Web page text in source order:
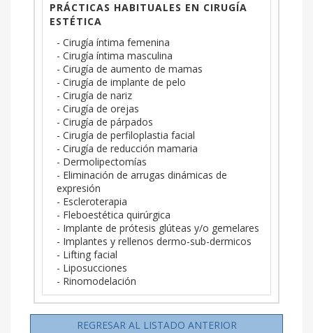
PRÁCTICAS HABITUALES EN CIRUGÍA
ESTÉTICA
- Cirugía íntima femenina
- Cirugía íntima masculina
- Cirugía de aumento de mamas
- Cirugía de implante de pelo
- Cirugía de nariz
- Cirugía de orejas
- Cirugía de párpados
- Cirugía de perfiloplastia facial
- Cirugía de reducción mamaria
- Dermolipectomías
- Eliminación de arrugas dinámicas de
expresión
- Escleroterapia
- Fleboestética quirúrgica
- Implante de prótesis glúteas y/o gemelares
- Implantes y rellenos dermo-sub-dermicos
- Lifting facial
- Liposucciones
- Rinomodelación
REGRESAR AL LISTADO ANTERIOR